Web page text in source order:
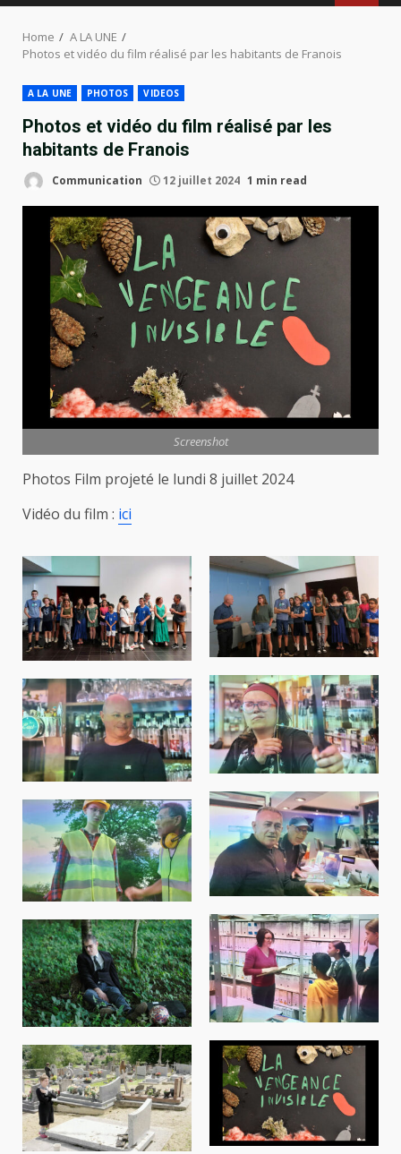
Home
A LA UNE
Photos et vidéo du film réalisé par les habitants de Franois
A LA UNE PHOTOS VIDEOS
Photos et vidéo du film réalisé par les
habitants de Franois
Communication 12 juillet 2024 1 min read
Screenshot
Photos Film projeté le lundi 8 juillet 2024
Vidéo du film : ici